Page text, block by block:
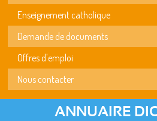
Enseignement catholique
Demande de documents
Offres d'emploi
Nous contacter
ANNUAIRE